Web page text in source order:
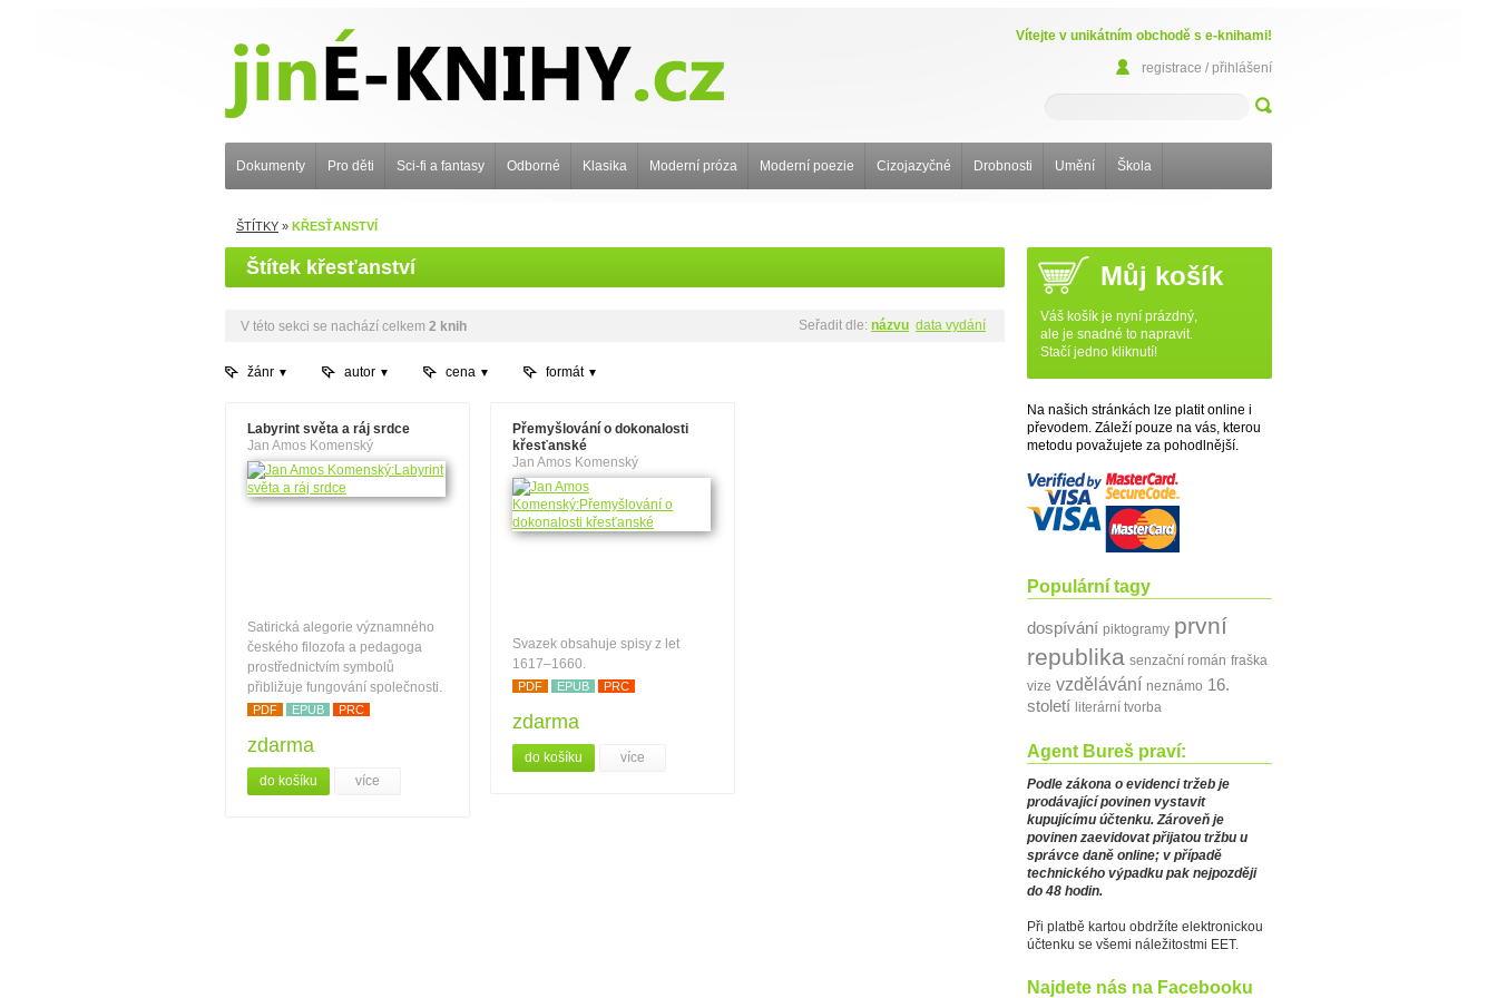
Vítejte v unikátním obchodě s e-knihami!
registrace / přihlášení
Dokumenty Pro děti Sci-fi a fantasy Odborné Klasika Moderní próza Moderní poezie Cizojazyčné Drobnosti Umění Škola
ŠTÍTKY » KŘESŤANSTVÍ
Štítek křesťanství
V této sekci se nachází celkem 2 knih Seřadit dle: názvu data vydání
žánr autor cena formát
Labyrint světa a ráj srdce
Jan Amos Komenský
Satirická alegorie významného
českého filozofa a pedagoga
prostřednictvím symbolů
přibližuje fungování společnosti.
PDF EPUB PRC
zdarma
do košíku více
Přemyšlování o dokonalosti
křesťanské
Jan Amos Komenský
Svazek obsahuje spisy z let
1617–1660.
PDF EPUB PRC
zdarma
do košíku více
Můj košík
Váš košík je nyní prázdný,
ale je snadné to napravit.
Stačí jedno kliknutí!
Na našich stránkách lze platit online i
převodem. Záleží pouze na vás, kterou
metodu považujete za pohodlnější.
Populární tagy
dospívání piktogramy první
republika senzační román fraška
vize vzdělávání neznámo 16.
století literární tvorba
Agent Bureš praví:
Podle zákona o evidenci tržeb je
prodávající povinen vystavit
kupujícímu účtenku. Zároveň je
povinen zaevidovat přijatou tržbu u
správce daně online; v případě
technického výpadku pak nejpozději
do 48 hodin.
Při platbě kartou obdržíte elektronickou
účtenku se všemi náležitostmi EET.
Najdete nás na Facebooku